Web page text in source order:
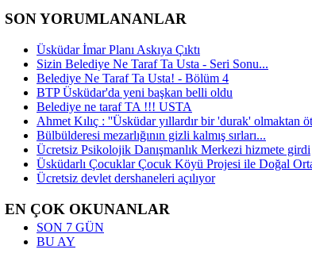
SON YORUMLANANLAR
Üsküdar İmar Planı Askıya Çıktı
Sizin Belediye Ne Taraf Ta Usta - Seri Sonu...
Belediye Ne Taraf Ta Usta! - Bölüm 4
BTP Üsküdar'da yeni başkan belli oldu
Belediye ne taraf TA !!! USTA
Ahmet Kılıç : ''Üsküdar yıllardır bir 'durak' olmaktan
Bülbülderesi mezarlığının gizli kalmış sırları...
Ücretsiz Psikolojik Danışmanlık Merkezi hizmete girdi
Üsküdarlı Çocuklar Çocuk Köyü Projesi ile Doğal
Ücretsiz devlet dershaneleri açılıyor
EN ÇOK OKUNANLAR
SON 7 GÜN
BU AY